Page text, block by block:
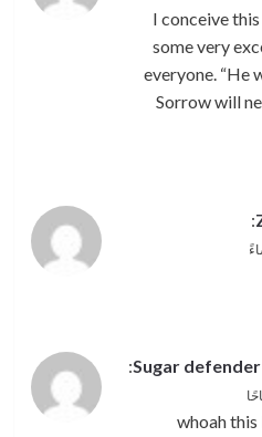
I conceive
some very
everyone. “He
Sorrow will
:
Sugar
:
whoah